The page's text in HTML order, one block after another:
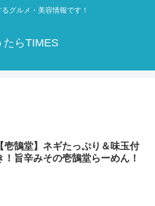
グルメ・美容情報です！
たらTIMES
【壱鵠堂】ネギたっぷり＆味玉付
！旨辛みその壱鵠堂らーめん！